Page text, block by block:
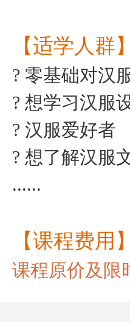
【适学人群】
? 零基础对汉
? 想学习汉服
? 汉服爱好者
? 想了解汉服
......
【课程费用】
课程原价及限